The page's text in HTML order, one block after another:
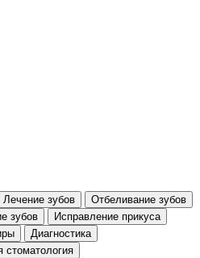
Лечение зубов
Отбеливание зубов
зубов
Исправление прикуса
Диагностика
стоматология